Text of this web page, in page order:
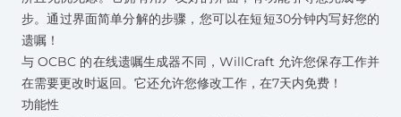
步。通过界面简单分解的步骤，您可以在短短30分钟内写好您的
遗嘱！
与 OCBC 的在线遗嘱生成器不同，WillCraft 允许您保存工作并
在需要更改时返回。它还允许您修改工作，在7天内免费！
功能性